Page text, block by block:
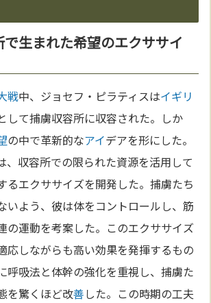
生まれた希望のエクササイ
戦中、ジョセフ・ピラティスはイギリ
して捕虜収容所に収容された。しか
の中で革新的なアイデアを形にした。
、収容所での限られた資源を活用して
るエクササイズを開発した。捕虜たち
いよう、彼は体をコントロールし、筋
の運動を考案した。このエクササイズ
応しながらも高い効果を発揮するもの
呼吸法と体幹の強化を重視し、捕虜た
を驚くほど改善した。この時期の工夫